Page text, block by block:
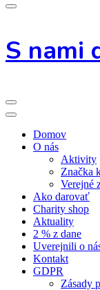
S nami
Domov
O nás
Aktivity
Značka
Verejné
Ako darovať
Charity shop
Aktuality
2 % z dane
Uverejnili o
Kontakt
GDPR
Zásady